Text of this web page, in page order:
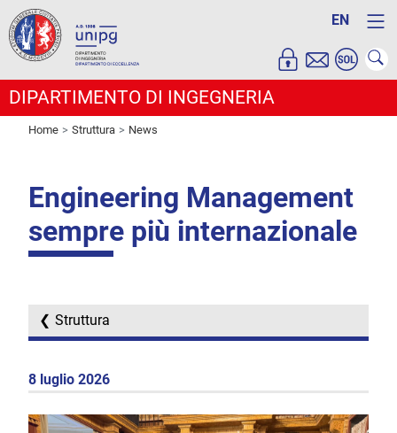
EN
DIPARTIMENTO DI INGEGNERIA
Home Struttura News
Engineering Management
sempre più internazionale
Struttura
8 luglio 2026